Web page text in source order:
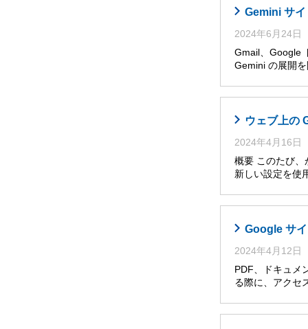
Gemini サ
2024年6月24日
Gmail、Google
Gemini の展開
ウェブ上の
2024年4月16日
概要 このたび、
新しい設定を使
Google サ
2024年4月12日
PDF、ドキュメ
る際に、アクセ